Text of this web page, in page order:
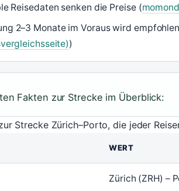
Reisedaten senken die Preise (
2–3 Monate im Voraus wird
)
Fakten zur Strecke im Überblick:
Strecke Zürich–Porto, die jeder
WERT
Zürich (ZRH) –